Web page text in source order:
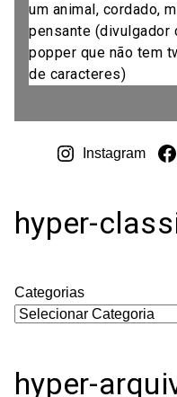
um animal, cordado,
pensante
popper que não tem
de caracteres)
Instagram
hyper-
Categorias
hyper-